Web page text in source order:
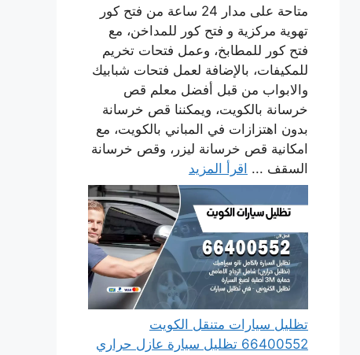
متاحة على مدار 24 ساعة من فتح كور
تهوية مركزية و فتح كور للمداخن، مع
فتح كور للمطابخ، وعمل فتحات تخريم
للمكيفات، بالإضافة لعمل فتحات شبابيك
والابواب من قبل أفضل معلم قص
خرسانة بالكويت، ويمكننا قص خرسانة
بدون اهتزازات في المباني بالكويت، مع
امكانية قص خرسانة ليزر، وقص خرسانة
السقف ... اقرأ المزيد
تظليل سيارات متنقل الكويت
66400552 تظليل سيارة عازل حراري